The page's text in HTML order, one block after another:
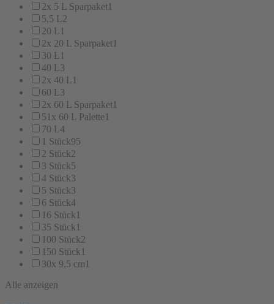
2x 5 L Sparpaket1
5,5 L2
20 L1
2x 20 L Sparpaket1
30 L1
40 L3
2x 40 L1
60 L3
2x 60 L Sparpaket1
51x 60 L Palette1
70 L4
1 Stück95
2 Stück2
3 Stück5
4 Stück3
5 Stück3
6 Stück4
16 Stück1
35 Stück1
100 Stück2
150 Stück1
30x 9,5 cm1
Alle anzeigen